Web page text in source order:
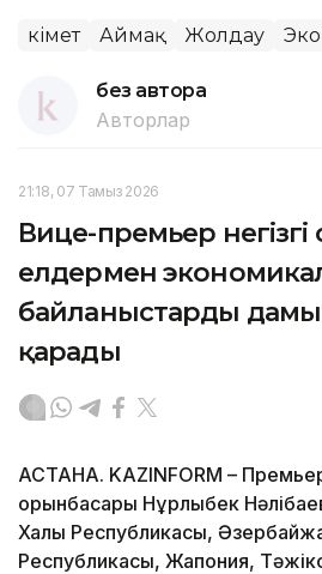
Үкімет Аймақ Жолдау
без автора
Авторлар
21:18, 07 Тамыз 2026
Вице-премьер негізгі
елдермен
байланыстарды
қарады
АСТАНА. KAZINFORM –
орынбасары Нұрлыбек
Халық Республикасы,
Республикасы, Жапония,